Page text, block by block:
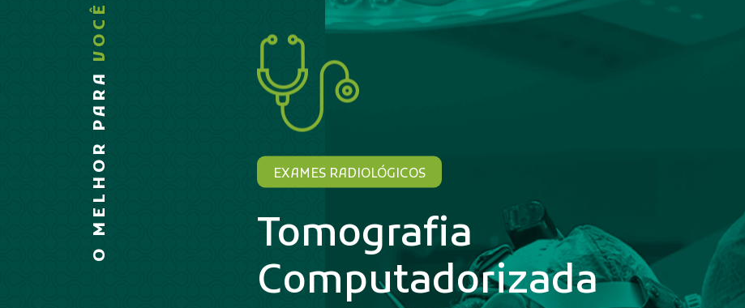
O MELHOR PARA
VOCÊ
EXAMES RADIOLÓGICOS
Tomografia
Computadorizada